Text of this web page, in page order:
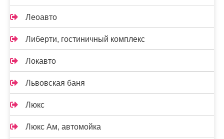
Леоавто
Либерти, гостиничный комплекс
Локавто
Львовская баня
Люкс
Люкс Ам, автомойка